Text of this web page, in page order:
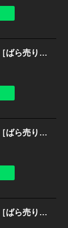
推しが死ぬし助けるし［ばら売り］第13話［黒蜜］
推しが死ぬし助けるし［ばら売り］第12話［黒蜜］
推しが死ぬし助けるし［ばら売り］第11話［黒蜜］